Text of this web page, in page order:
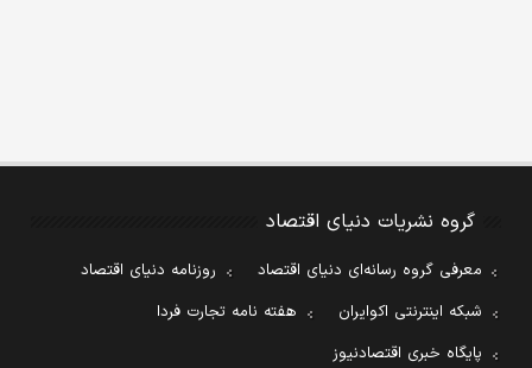
گروه نشریات دنیای اقتصاد
معرفی گروه رسانه‌ای دنیای اقتصاد
روزنامه دنیای اقتصاد
شبکه اینترنتی اکوایران
هفته نامه تجارت فردا
پایگاه خبری اقتصادنیوز